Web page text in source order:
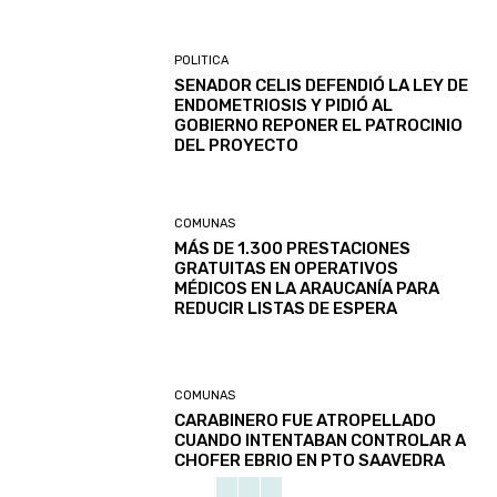
POLITICA
SENADOR CELIS DEFENDIÓ LA LEY DE
ENDOMETRIOSIS Y PIDIÓ AL
GOBIERNO REPONER EL PATROCINIO
DEL PROYECTO
COMUNAS
MÁS DE 1.300 PRESTACIONES
GRATUITAS EN OPERATIVOS
MÉDICOS EN LA ARAUCANÍA PARA
REDUCIR LISTAS DE ESPERA
COMUNAS
CARABINERO FUE ATROPELLADO
CUANDO INTENTABAN CONTROLAR A
CHOFER EBRIO EN PTO SAAVEDRA